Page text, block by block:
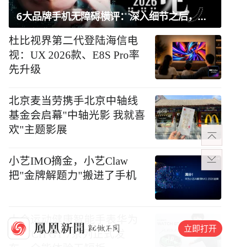
6大品牌手机无障碍横评：深入细节之后，似乎只有苹果能挺住？｜ 看见2026
杜比视界第二代登陆海信电
视：UX 2026款、E8S Pro率
先升级
北京麦当劳携手北京中轴线
基金会启幕"中轴光影 我就喜
欢"主题影展
小艺IMO摘金，小艺Claw
把"金牌解题力"搬进了手机
大众运动健康智能手表华为
WATCH GT 7系列正式发
立即打开